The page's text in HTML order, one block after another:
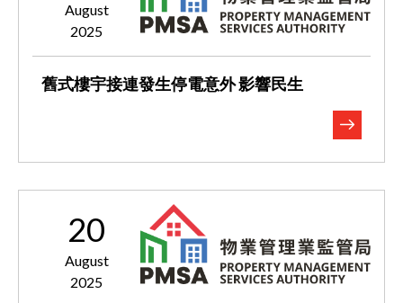
August
2025
舊式樓宇接連發生停電意外 影響民生
20
August
2025